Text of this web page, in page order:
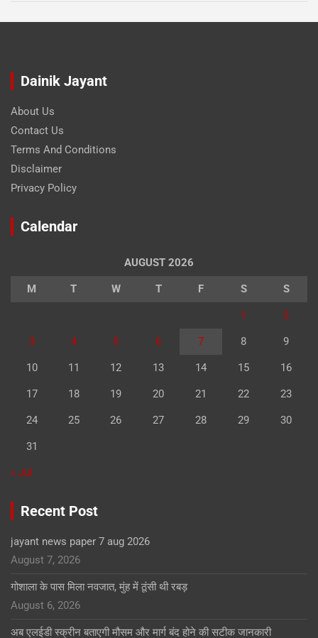
Dainik Jayant
About Us
Contact Us
Terms And Conditions
Disclaimer
Privacy Policy
Calendar
AUGUST 2026
M T W T F S S
1 2
3 4 5 6 7 8 9
10 11 12 13 14 15 16
17 18 19 20 21 22 23
24 25 26 27 28 29 30
31
« Jul
Recent Post
jayant news paper 7 aug 2026
August 7, 2026
गोशाला के पास मिला नवजात, मुंह में ठूंसी थी रबड़
August 6, 2026
अब एलईडी स्क्रीन बताएगी मौसम और मार्ग बंद होने की सटीक जानकारी